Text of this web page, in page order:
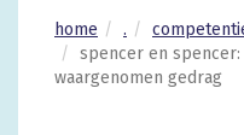
home .
spencer en
waargenomen gedrag